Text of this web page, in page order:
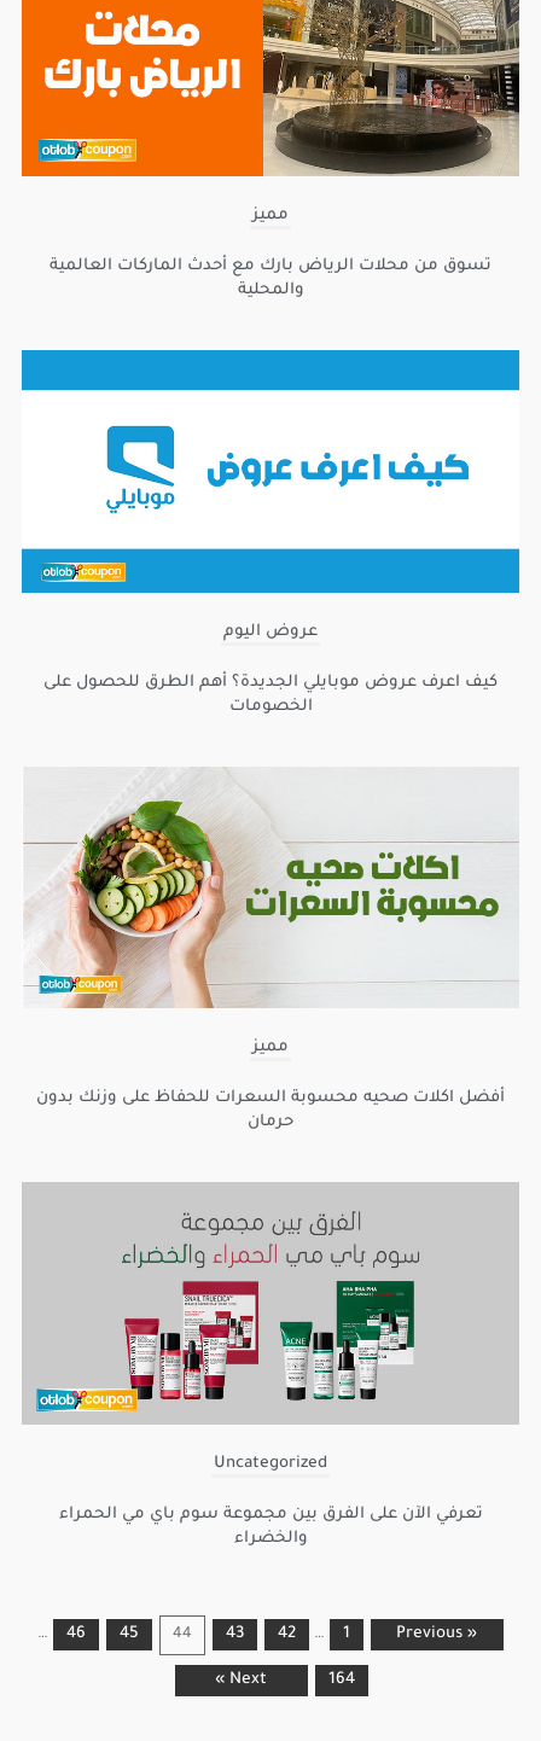
مميز
تسوق من محلات الرياض بارك مع أحدث الماركات العالمية
والمحلية
عروض اليوم
كيف اعرف عروض موبايلي الجديدة؟ أهم الطرق للحصول على
الخصومات
مميز
أفضل اكلات صحيه محسوبة السعرات للحفاظ على وزنك بدون
حرمان
Uncategorized
تعرفي الآن على الفرق بين مجموعة سوم باي مي الحمراء
والخضراء
« Previous
1
…
42
43
44
45
46
…
164
Next »